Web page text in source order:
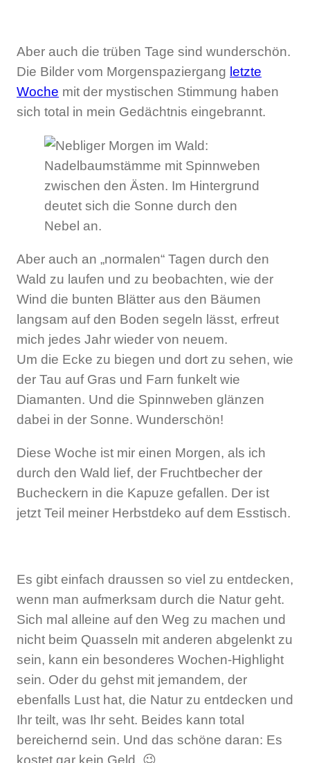
Aber auch die trüben Tage sind wunderschön.
Die Bilder vom Morgenspaziergang letzte
Woche mit der mystischen Stimmung haben
sich total in mein Gedächtnis eingebrannt.
Aber auch an „normalen“ Tagen durch den
Wald zu laufen und zu beobachten, wie der
Wind die bunten Blätter aus den Bäumen
langsam auf den Boden segeln lässt, erfreut
mich jedes Jahr wieder von neuem.
Um die Ecke zu biegen und dort zu sehen, wie
der Tau auf Gras und Farn funkelt wie
Diamanten. Und die Spinnweben glänzen
dabei in der Sonne. Wunderschön!
Diese Woche ist mir einen Morgen, als ich
durch den Wald lief, der Fruchtbecher der
Bucheckern in die Kapuze gefallen. Der ist
jetzt Teil meiner Herbstdeko auf dem Esstisch.
Es gibt einfach draussen so viel zu entdecken,
wenn man aufmerksam durch die Natur geht.
Sich mal alleine auf den Weg zu machen und
nicht beim Quasseln mit anderen abgelenkt zu
sein, kann ein besonderes Wochen-Highlight
sein. Oder du gehst mit jemandem, der
ebenfalls Lust hat, die Natur zu entdecken und
Ihr teilt, was Ihr seht. Beides kann total
bereichernd sein. Und das schöne daran: Es